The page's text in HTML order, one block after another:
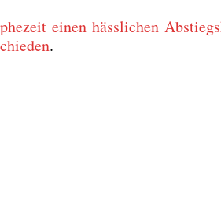
einen häss­li­chen
.